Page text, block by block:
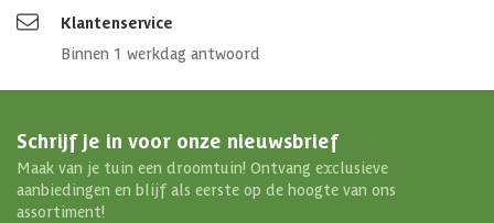
Klantenservice
Binnen 1 werkdag antwoord
Schrijf je in voor onze nieuwsbrief
Maak van je tuin een droomtuin! Ontvang exclusieve
aanbiedingen en blijf als eerste op de hoogte van ons
assortiment!